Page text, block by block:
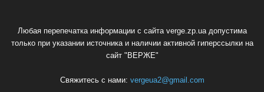
Любая перепечатка информации с сайта verge.zp.ua допустима
только при указании источника и наличии активной гиперссылки на
сайт "ВЕРЖЕ"
Свяжитесь с нами: vergeua2@gmail.com